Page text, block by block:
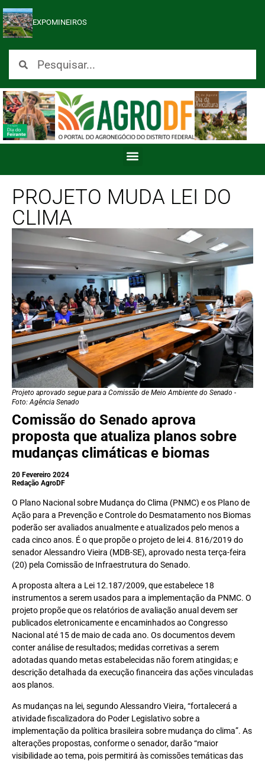
EXPOMINEIROS
PROJETO MUDA LEI DO
CLIMA
Projeto aprovado segue para a Comissão de Meio Ambiente do Senado -
Foto: Agência Senado
Comissão do Senado aprova
proposta que atualiza planos sobre
mudanças climáticas e biomas
20 Fevereiro 2024
Redação AgroDF
O Plano Nacional sobre Mudança do Clima (PNMC) e os Plano de
Ação para a Prevenção e Controle do Desmatamento nos Biomas
poderão ser avaliados anualmente e atualizados pelo menos a
cada cinco anos. É o que propõe o projeto de lei 4. 816/2019 do
senador Alessandro Vieira (MDB-SE), aprovado nesta terça-feira
(20) pela Comissão de Infraestrutura do Senado.
A proposta altera a Lei 12.187/2009, que estabelece 18
instrumentos a serem usados para a implementação da PNMC. O
projeto propõe que os relatórios de avaliação anual devem ser
publicados eletronicamente e encaminhados ao Congresso
Nacional até 15 de maio de cada ano. Os documentos devem
conter análise de resultados; medidas corretivas a serem
adotadas quando metas estabelecidas não forem atingidas; e
descrição detalhada da execução financeira das ações vinculadas
aos planos.
As mudanças na lei, segundo Alessandro Vieira, “fortalecerá a
atividade fiscalizadora do Poder Legislativo sobre a
implementação da política brasileira sobre mudança do clima”. As
alterações propostas, conforme o senador, darão “maior
visibilidade ao tema, pois permitirá às comissões temáticas das